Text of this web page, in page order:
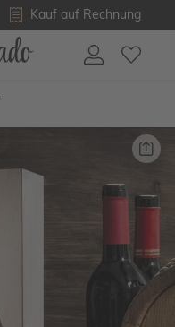
Kauf auf Rechnung